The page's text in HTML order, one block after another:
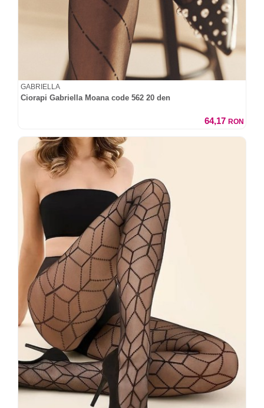
GABRIELLA
Ciorapi Gabriella Moana code 562 20 den
64,17 RON